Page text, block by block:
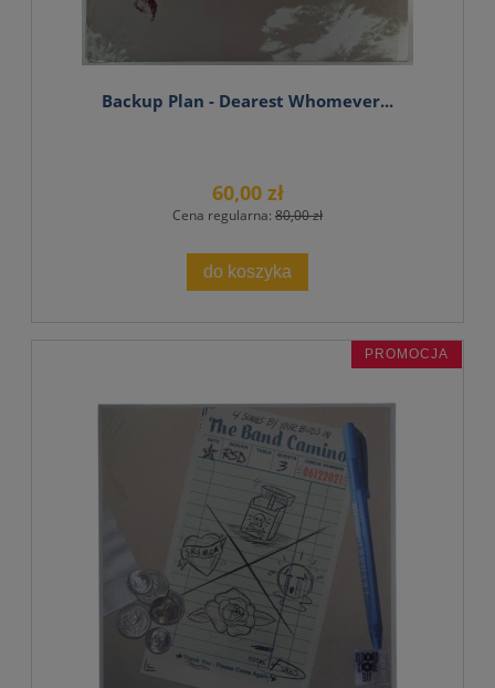
Backup Plan - Dearest Whomever...
60,00 zł
Cena regularna: 80,00 zł
do koszyka
PROMOCJA